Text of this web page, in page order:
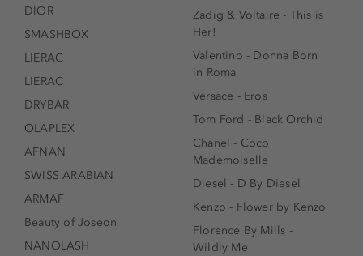
DIOR
SMASHBOX
LIERAC
LIERAC
DRYBAR
OLAPLEX
AFNAN
SWISS ARABIAN
ARMAF
Beauty of Joseon
NANOLASH
Zadig & Voltaire - This is
Her!
Valentino - Donna Born
in Roma
Versace - Eros
Tom Ford - Black Orchid
Chanel - Coco
Mademoiselle
Diesel - D By Diesel
Kenzo - Flower by Kenzo
Florence By Mills -
Wildly Me